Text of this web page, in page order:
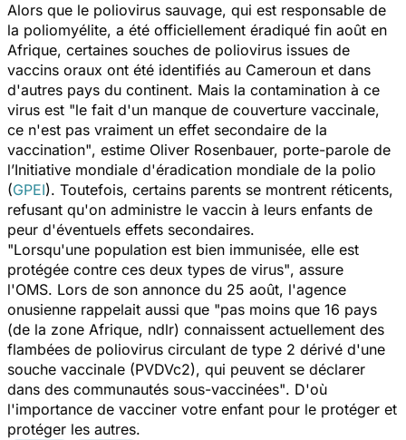
Alors que le poliovirus sauvage, qui est responsable de
la poliomyélite, a été officiellement éradiqué fin août en
Afrique, certaines souches de poliovirus issues de
vaccins oraux ont été identifiés au Cameroun et dans
d'autres pays du continent. Mais la contamination à ce
virus est "le fait d'un manque de couverture vaccinale,
ce n'est pas vraiment un effet secondaire de la
vaccination", estime Oliver Rosenbauer, porte-parole de
l’Initiative mondiale d'éradication mondiale de la polio
(GPEI). Toutefois, certains parents se montrent réticents,
refusant qu'on administre le vaccin à leurs enfants de
peur d'éventuels effets secondaires.
"Lorsqu'une population est bien immunisée, elle est
protégée contre ces deux types de virus", assure
l'OMS. Lors de son annonce du 25 août, l'agence
onusienne rappelait aussi que "pas moins que 16 pays
(de la zone Afrique, ndlr) connaissent actuellement des
flambées de poliovirus circulant de type 2 dérivé d'une
souche vaccinale (PVDVc2), qui peuvent se déclarer
dans des communautés sous-vaccinées". D'où
l'importance de vacciner votre enfant pour le protéger et
protéger les autres.